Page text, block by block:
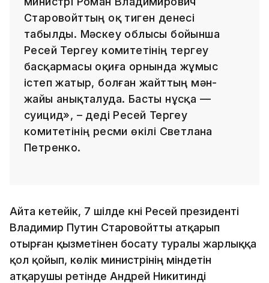
Старовойттың оқ тиген денесі
табылды. Мәскеу облысы бойынша
Ресей Тергеу комитетінің тергеу
басқармасы оқиға орнында жұмыс
істеп жатыр, болған жайттың мән-
жайы анықталуда. Басты нұсқа —
суицид», – деді Ресей Тергеу
комитетінің ресми өкілі Светлана
Петренко.
Айта кетейік, 7 шілде күні Ресей президенті
Владимир Путин Старовойтты атқарып
отырған қызметінен босату туралы жарлыққа
қол қойып, көлік министрінің міндетін
атқарушы ретінде Андрей Никитинді